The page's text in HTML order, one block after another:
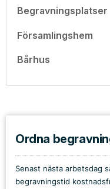
Begravningsplatser
Församlingshem
Bårhus
Ordna
Senast nästa arbetsdag
begravningstid